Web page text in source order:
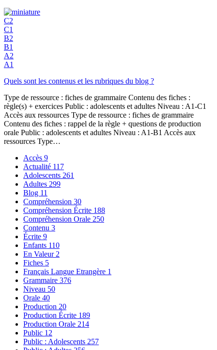
C2
C1
B2
B1
A2
A1
Quels sont les contenus et les rubriques du blog ?
Type de ressource : fiches de grammaire Contenu des fiches :
règle(s) + exercices Public : adolescents et adultes Niveau : A1-C1
Accès aux ressources Type de ressource : fiches de grammaire
Contenu des fiches : rappel de la règle + questions de production
orale Public : adolescents et adultes Niveau : A1-B1 Accès aux
ressources Type…
Accès 9
Actualité 117
Adolescents 261
Adultes 299
Blog 11
Compréhension 30
Compréhension Écrite 188
Compréhension Orale 250
Contenu 3
Écrite 9
Enfants 110
En Valeur 2
Fiches 5
Français Langue Etrangère 1
Grammaire 376
Niveau 50
Orale 40
Production 20
Production Écrite 189
Production Orale 214
Public 12
Public : Adolescents 257